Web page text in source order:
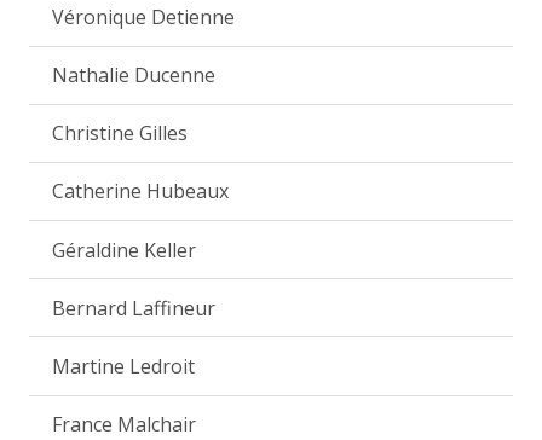
Véronique Detienne
Nathalie Ducenne
Christine Gilles
Catherine Hubeaux
Géraldine Keller
Bernard Laffineur
Martine Ledroit
France Malchair